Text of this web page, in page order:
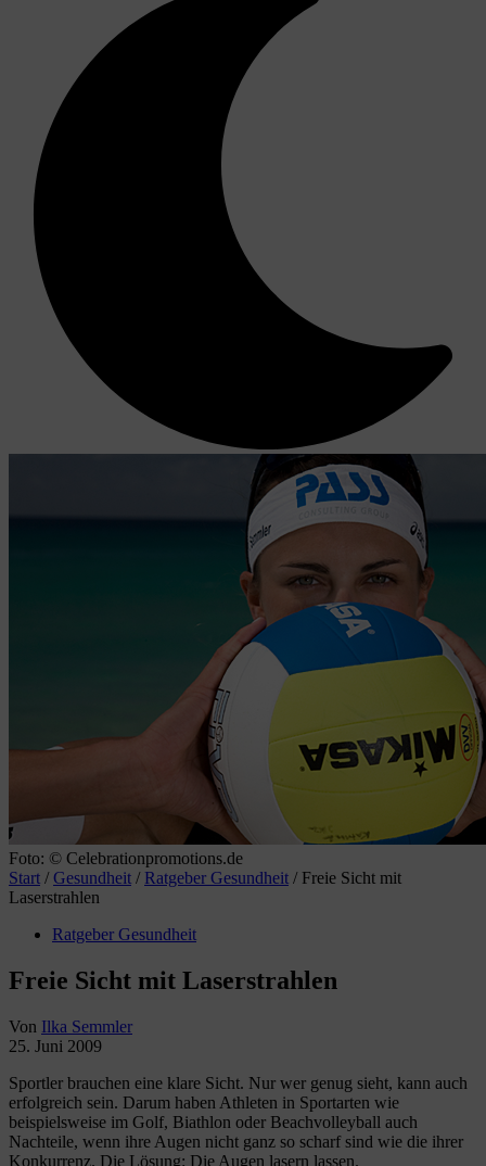
Foto: © Celebrationpromotions.de
Start / Gesundheit / Ratgeber Gesundheit / Freie Sicht mit
Laserstrahlen
Ratgeber Gesundheit
Freie Sicht mit Laserstrahlen
Von Ilka Semmler
25. Juni 2009
Sportler brauchen eine klare Sicht. Nur wer genug sieht, kann auch
erfolgreich sein. Darum haben Athleten in Sportarten wie
beispielsweise im Golf, Biathlon oder Beachvolleyball auch
Nachteile, wenn ihre Augen nicht ganz so scharf sind wie die ihrer
Konkurrenz. Die Lösung: Die Augen lasern lassen.